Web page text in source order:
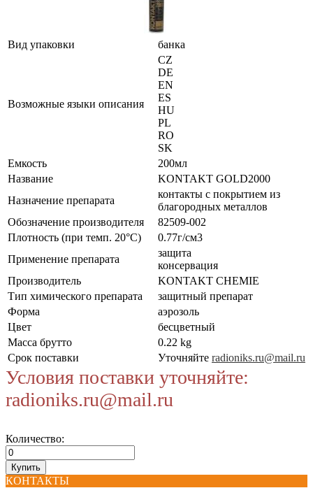
Вид упаковки банка
Возможные языки описания
CZ
DE
EN
ES
HU
PL
RO
SK
Емкость
200мл
Название
KONTAKT GOLD2000
Назначение препарата
контакты с покрытием из
благородных металлов
Обозначение производителя
82509-002
Плотность (при темп. 20°C)
0.77г/см3
Применение препарата
защита
консервация
Производитель
KONTAKT CHEMIE
Тип химического препарата
защитный препарат
Форма
аэрозоль
Цвет
бесцветный
Масса брутто
0.22 kg
Срок поставки
Уточняйте radioniks.ru@mail.ru
Условия поставки уточняйте:
radioniks.ru@mail.ru
Количество:
КОНТАКТЫ